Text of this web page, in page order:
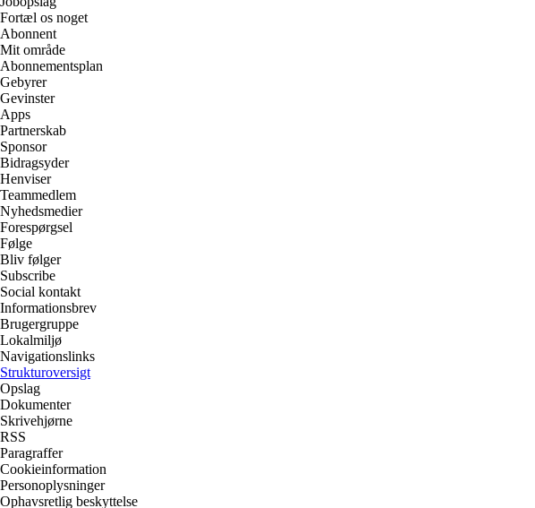
Fortæl os noget
Abonnent
Mit område
Abonnementsplan
Gebyrer
Gevinster
Apps
Partnerskab
Sponsor
Bidragsyder
Henviser
Teammedlem
Nyhedsmedier
Forespørgsel
Følge
Bliv følger
Subscribe
Social kontakt
Informationsbrev
Brugergruppe
Lokalmiljø
Navigationslinks
Strukturoversigt
Opslag
Dokumenter
Skrivehjørne
RSS
Paragraffer
Cookieinformation
Personoplysninger
Ophavsretlig beskyttelse